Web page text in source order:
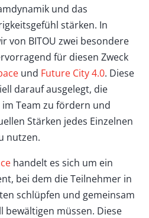
und das
stärken. In
von BITOU zwei besondere
für diesen Zweck
und Future City 4.0. Diese
darauf ausgelegt, die
Team zu fördern und
Stärken jedes Einzelnen
nutzen.
handelt es sich um ein
bei dem die Teilnehmer in
schlüpfen und gemeinsam
bewältigen müssen. Diese